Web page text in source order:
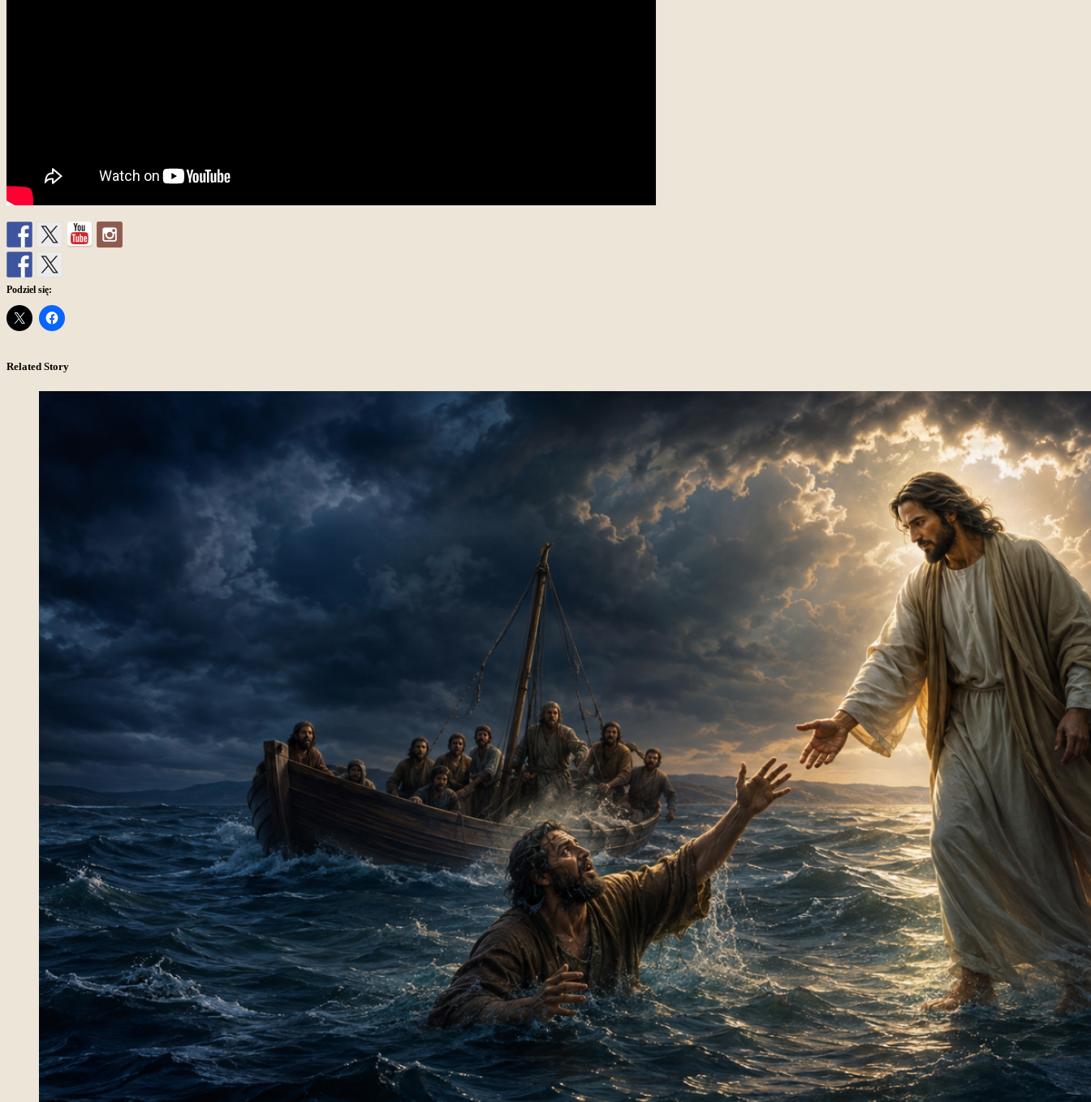
Podziel się:
Related Story